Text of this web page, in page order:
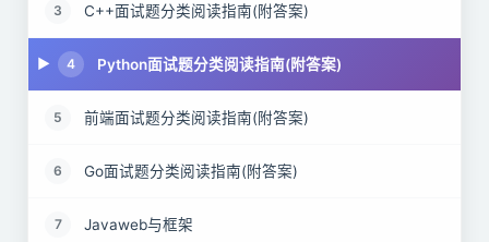
3 C++面试题分类阅读指南(附答案)
4 Python面试题分类阅读指南(附答案)
5 前端面试题分类阅读指南(附答案)
6 Go面试题分类阅读指南(附答案)
7 Javaweb与框架